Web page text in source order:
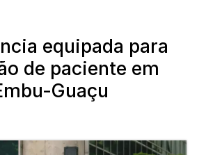
equipada para
de paciente em
Guaçu